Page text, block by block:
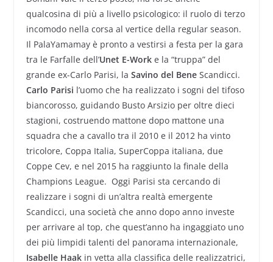
qualcosina di più a livello psicologico: il ruolo di terzo
incomodo nella corsa al vertice della regular season.
Il PalaYamamay è pronto a vestirsi a festa per la gara
tra le Farfalle dell’Unet E-Worke la “truppa” del
grande ex-Carlo Parisi, la Savino del BeneScandicci.
Carlo Parisi l’uomo che ha realizzato i sogni del tifoso
biancorosso, guidando Busto Arsizio per oltre dieci
stagioni, costruendo mattone dopo mattone una
squadra che a cavallo tra il 2010 e il 2012 ha vinto
tricolore, Coppa Italia, SuperCoppa italiana, due
Coppe Cev, e nel 2015 ha raggiunto la finale della
Champions League. Oggi Parisi sta cercando di
realizzare i sogni di un’altra realtà emergente
Scandicci, una società che anno dopo anno investe
per arrivare al top, che quest’anno ha ingaggiato uno
dei più limpidi talenti del panorama internazionale,
Isabelle Haakin vetta alla classifica delle realizzatrici,